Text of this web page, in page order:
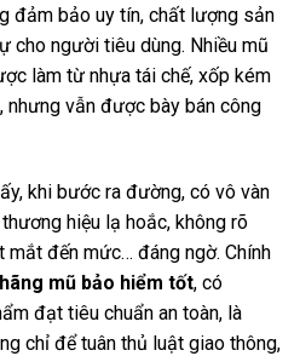
đảm bảo uy tín, chất lượng sản
cho người tiêu dùng. Nhiều mũ
làm từ nhựa tái chế, xốp kém
nhưng vẫn được bày bán công
khi bước ra đường, có vô vàn
hiệu lạ hoắc, không rõ
mắt đến mức… đáng ngờ. Chính
mũ bảo hiểm tốt, có
đạt tiêu chuẩn an toàn, là
chỉ để tuân thủ luật giao thông,